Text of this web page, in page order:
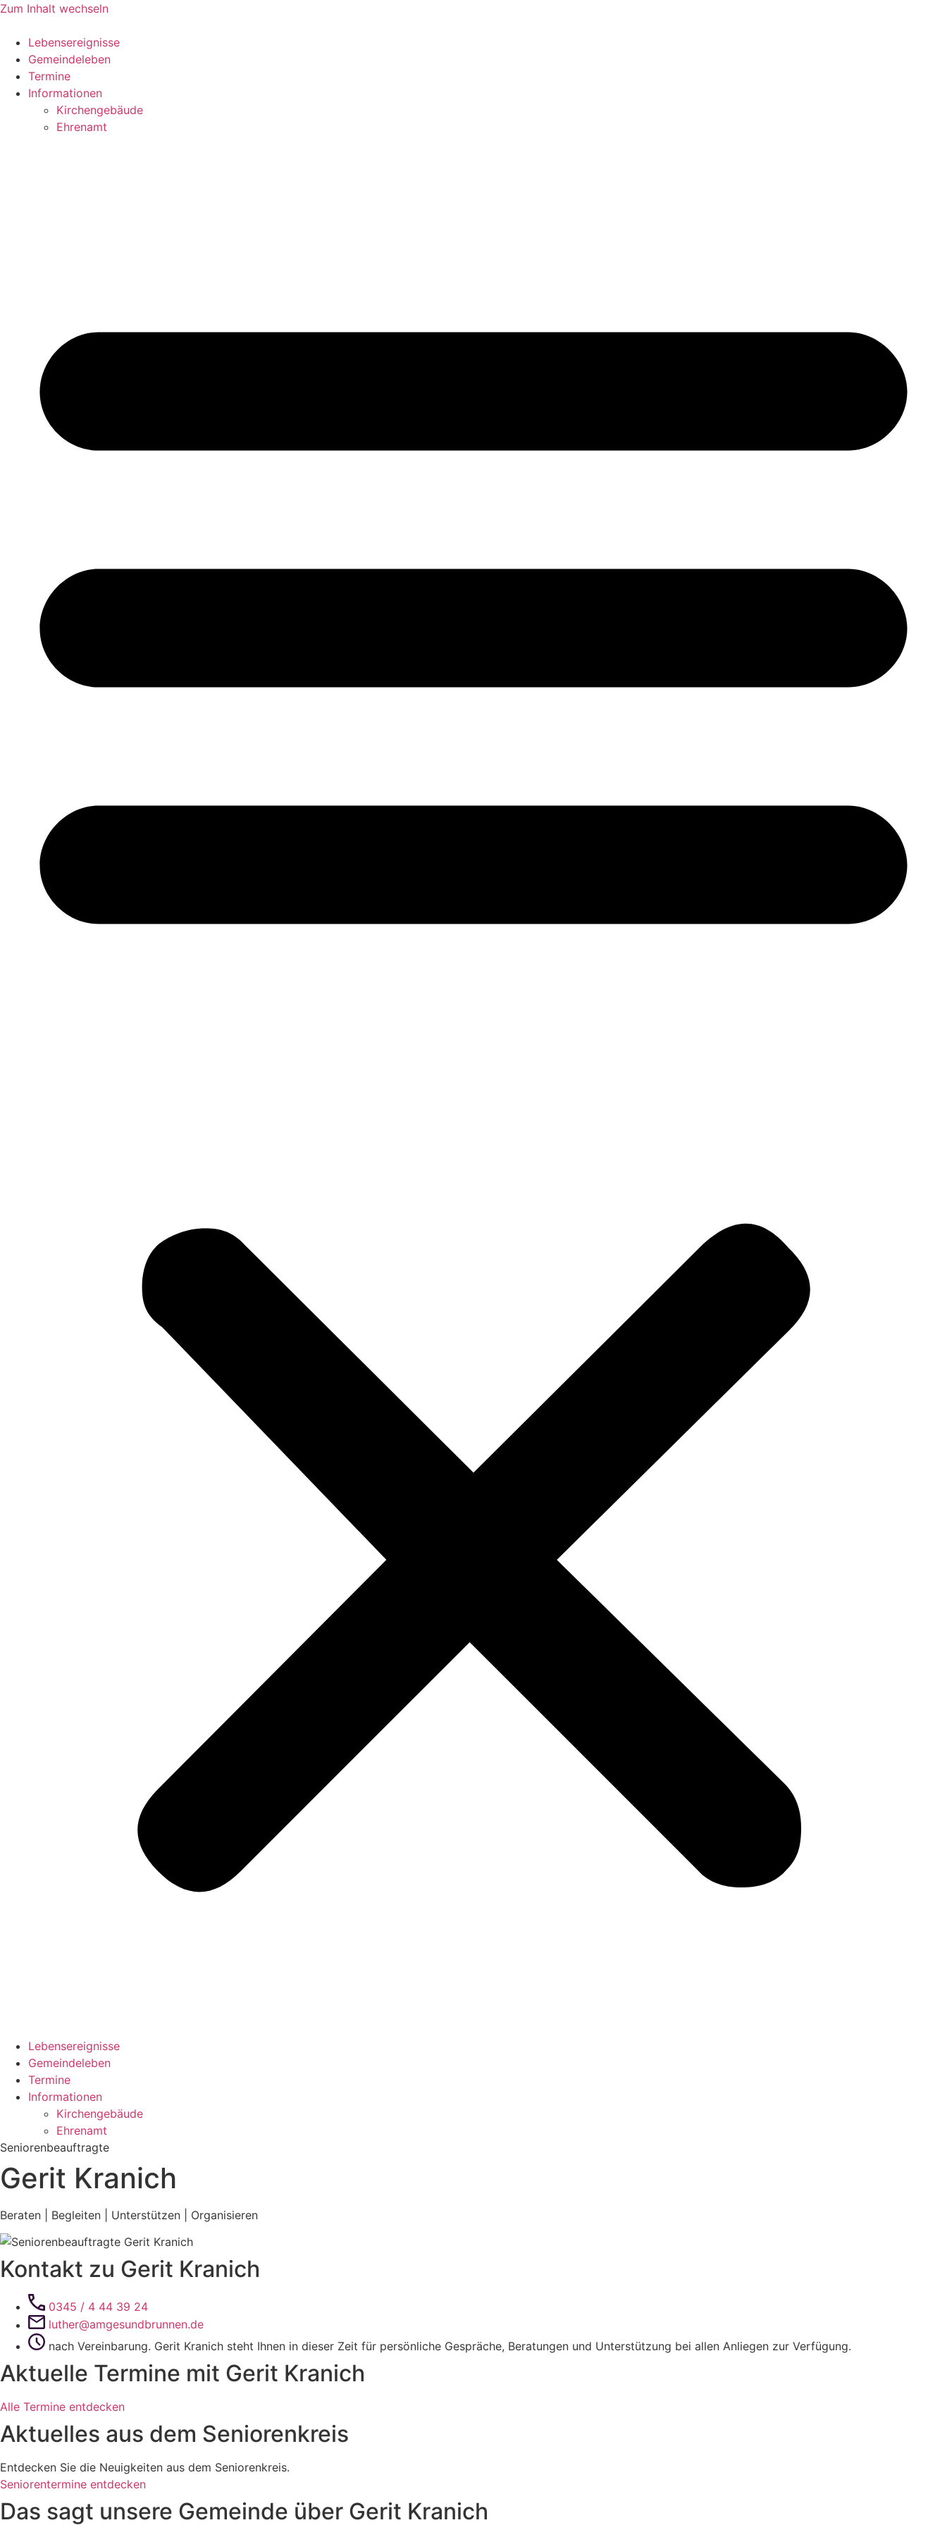
Zum Inhalt wechseln
Lebensereignisse
Gemeindeleben
Termine
Informationen
Kirchengebäude
Ehrenamt
Lebensereignisse
Gemeindeleben
Termine
Informationen
Kirchengebäude
Ehrenamt
Seniorenbeauftragte
Gerit Kranich
Beraten | Begleiten | Unterstützen | Organisieren
Kontakt zu Gerit Kranich
0345 / 4 44 39 24
luther@amgesundbrunnen.de
nach Vereinbarung. Gerit Kranich steht Ihnen in dieser Zeit für persönliche Gespräche, Beratungen und Unterstützung bei allen Anliegen zur Verfügung.
Aktuelle Termine mit Gerit Kranich
Alle Termine entdecken
Aktuelles aus dem Seniorenkreis
Entdecken Sie die Neuigkeiten aus dem Seniorenkreis.
Seniorentermine entdecken
Das sagt unsere Gemeinde über Gerit Kranich